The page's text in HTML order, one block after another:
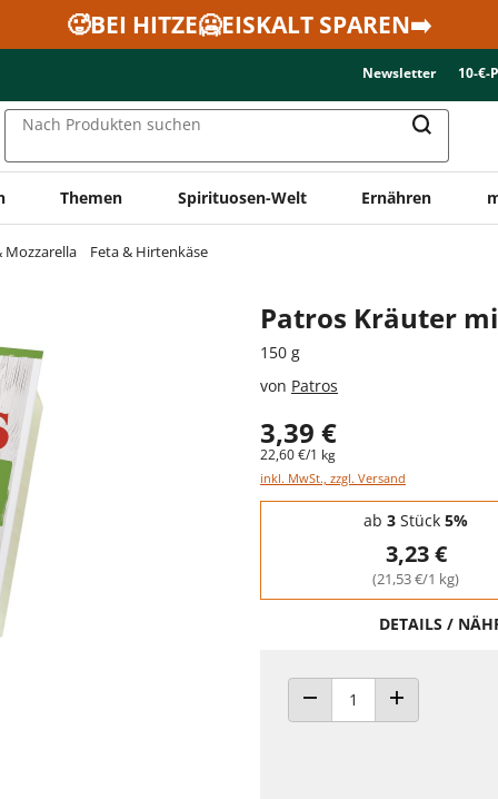
🥵BEI HITZE🥶EISKALT SPAREN➡️
Newsletter 10-€-
Nach Produkten suchen
Themen Spirituosen-Welt Ernähren
Mozzarella Feta & Hirtenkäse
Patros Kräuter
150 g
von Patros
3,39 €
22,60 €/1 kg
inkl. MwSt., zzgl. Versand
Staffelpreise - Mengenrabatt
ab 3 Stück 5%
3,23 €
(21,53 €/1 kg)
DETAILS /
ANZAHL VERRINGERN
ANZAHL